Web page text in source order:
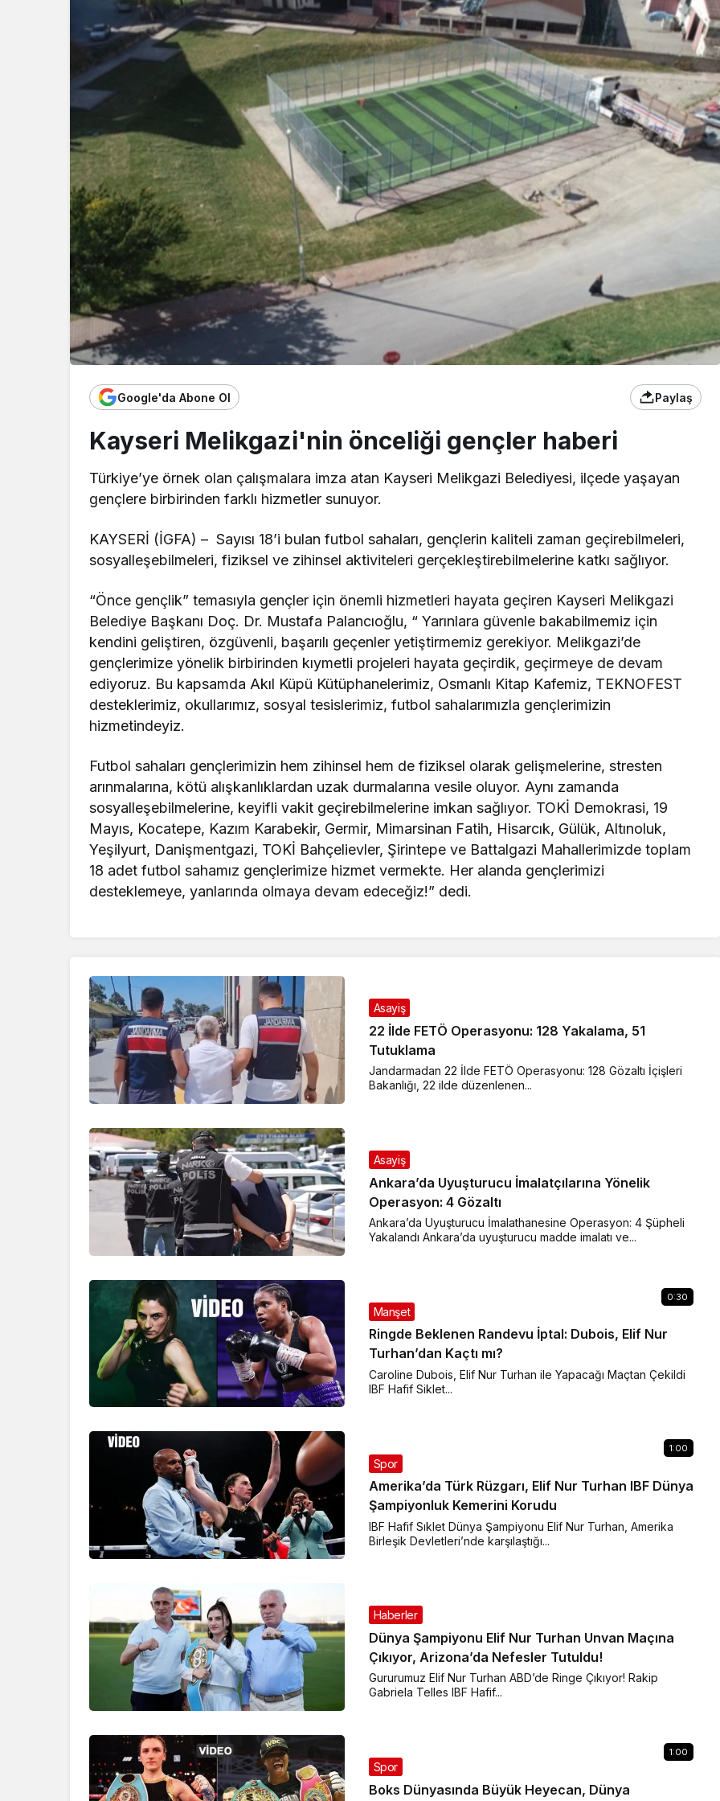
Google'da Abone Ol Paylaş
Kayseri Melikgazi'nin önceliği gençler haberi
Türkiye’ye örnek olan çalışmalara imza atan Kayseri Melikgazi Belediyesi, ilçede yaşayan
gençlere birbirinden farklı hizmetler sunuyor.
KAYSERİ (İGFA) – Sayısı 18’i bulan futbol sahaları, gençlerin kaliteli zaman geçirebilmeleri,
sosyalleşebilmeleri, fiziksel ve zihinsel aktiviteleri gerçekleştirebilmelerine katkı sağlıyor.
“Önce gençlik” temasıyla gençler için önemli hizmetleri hayata geçiren Kayseri Melikgazi
Belediye Başkanı Doç. Dr. Mustafa Palancıoğlu, “ Yarınlara güvenle bakabilmemiz için
kendini geliştiren, özgüvenli, başarılı geçenler yetiştirmemiz gerekiyor. Melikgazi’de
gençlerimize yönelik birbirinden kıymetli projeleri hayata geçirdik, geçirmeye de devam
ediyoruz. Bu kapsamda Akıl Küpü Kütüphanelerimiz, Osmanlı Kitap Kafemiz, TEKNOFEST
desteklerimiz, okullarımız, sosyal tesislerimiz, futbol sahalarımızla gençlerimizin
hizmetindeyiz.
Futbol sahaları gençlerimizin hem zihinsel hem de fiziksel olarak gelişmelerine, stresten
arınmalarına, kötü alışkanlıklardan uzak durmalarına vesile oluyor. Aynı zamanda
sosyalleşebilmelerine, keyifli vakit geçirebilmelerine imkan sağlıyor. TOKİ Demokrasi, 19
Mayıs, Kocatepe, Kazım Karabekir, Germir, Mimarsinan Fatih, Hisarcık, Gülük, Altınoluk,
Yeşilyurt, Danişmentgazi, TOKİ Bahçelievler, Şirintepe ve Battalgazi Mahallerimizde toplam
18 adet futbol sahamız gençlerimize hizmet vermekte. Her alanda gençlerimizi
desteklemeye, yanlarında olmaya devam edeceğiz!” dedi.
Asayiş
22 İlde FETÖ Operasyonu: 128 Yakalama, 51
Tutuklama
Jandarmadan 22 İlde FETÖ Operasyonu: 128 Gözaltı İçişleri
Bakanlığı, 22 ilde düzenlenen...
Asayiş
Ankara’da Uyuşturucu İmalatçılarına Yönelik
Operasyon: 4 Gözaltı
Ankara’da Uyuşturucu İmalathanesine Operasyon: 4 Şüpheli
Yakalandı Ankara’da uyuşturucu madde imalatı ve...
0:30
Manşet
Ringde Beklenen Randevu İptal: Dubois, Elif Nur
Turhan’dan Kaçtı mı?
Caroline Dubois, Elif Nur Turhan ile Yapacağı Maçtan Çekildi
IBF Hafif Siklet...
1:00
Spor
Amerika’da Türk Rüzgarı, Elif Nur Turhan IBF Dünya
Şampiyonluk Kemerini Korudu
IBF Hafif Sıklet Dünya Şampiyonu Elif Nur Turhan, Amerika
Birleşik Devletleri’nde karşılaştığı...
Haberler
Dünya Şampiyonu Elif Nur Turhan Unvan Maçına
Çıkıyor, Arizona’da Nefesler Tutuldu!
Gururumuz Elif Nur Turhan ABD’de Ringe Çıkıyor! Rakip
Gabriela Telles IBF Hafif...
1:00
Spor
Boks Dünyasında Büyük Heyecan, Dünya